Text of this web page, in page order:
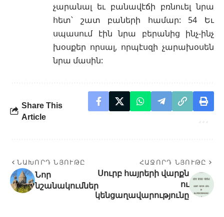
չարանալ եւ բանավէճի բռնուել նրա
հետ՝ շատ բաների համար: 54 Եւ
սպասում էին նրա բերանից ինչ-ինչ
խօսքեր որսալ, որպէսզի չարախօսեն
նրա մասին:
Share This
Article
ՆԱԽՈՐԴ ՆՅՈՒԹԸ
Նոր
նշանակումներ
ՀԱՋՈՐԴ ՆՅՈՒԹԸ
Սուրբ հայրերի վարքն
ու
կենցաղավարությունը